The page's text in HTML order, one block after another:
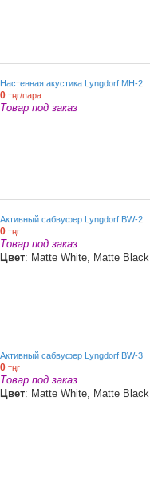
Настенная акустика Lyngdorf MH-2
0 тңг/пара
Товар под заказ
Активный сабвуфер Lyngdorf BW-2
0 тңг
Товар под заказ
Цвет: Matte White, Matte Black
Активный сабвуфер Lyngdorf BW-3
0 тңг
Товар под заказ
Цвет: Matte White, Matte Black